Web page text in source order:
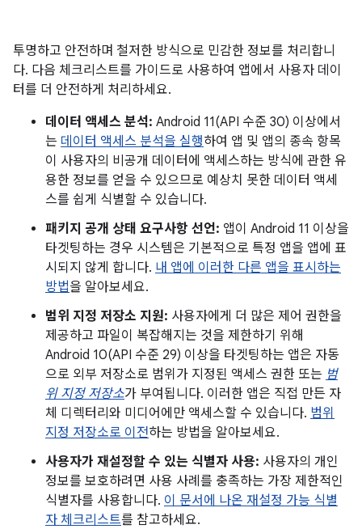
투명하고 안전하며 철저한 방식으로 민감한 정보를 처리합니
다. 다음 체크리스트를 가이드로 사용하여 앱에서 사용자 데이
터를 더 안전하게 처리하세요.
데이터 액세스 분석: Android 11(API 수준 30) 이상에서
는 데이터 액세스 분석을 실행하여 앱 및 앱의 종속 항목
이 사용자의 비공개 데이터에 액세스하는 방식에 관한 유
용한 정보를 얻을 수 있으므로 예상치 못한 데이터 액세
스를 쉽게 식별할 수 있습니다.
패키지 공개 상태 요구사항 선언: 앱이 Android 11 이상을
타겟팅하는 경우 시스템은 기본적으로 특정 앱을 앱에 표
시되지 않게 합니다. 내 앱에 이러한 다른 앱을 표시하는
방법을 알아보세요.
범위 지정 저장소 지원: 사용자에게 더 많은 제어 권한을
제공하고 파일이 복잡해지는 것을 제한하기 위해
Android 10(API 수준 29) 이상을 타겟팅하는 앱은 자동
으로 외부 저장소로 범위가 지정된 액세스 권한 또는 범
위 지정 저장소가 부여됩니다. 이러한 앱은 직접 만든 자
체 디렉터리와 미디어에만 액세스할 수 있습니다. 범위
지정 저장소로 이전하는 방법을 알아보세요.
사용자가 재설정할 수 있는 식별자 사용: 사용자의 개인
정보를 보호하려면 사용 사례를 충족하는 가장 제한적인
식별자를 사용합니다. 이 문서에 나온 재설정 가능 식별
자 체크리스트를 참고하세요.